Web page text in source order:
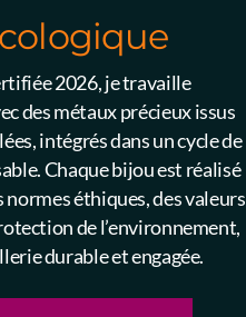
2026, je travaille
des métaux précieux issus
intégrés dans un cycle de
Chaque bijou est réalisé
normes éthiques, des valeurs
de l’environnement,
durable et engagée.